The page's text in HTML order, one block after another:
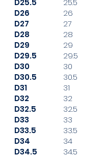
D25.5
D26
D27
D28
D29
D29.5
D30
D30.5
D31
D32
D32.5
D33
D33.5
D34
D34.5
25.5
26
27
28
29
29.5
30
30.5
31
32
32.5
33
33.5
34
34.5